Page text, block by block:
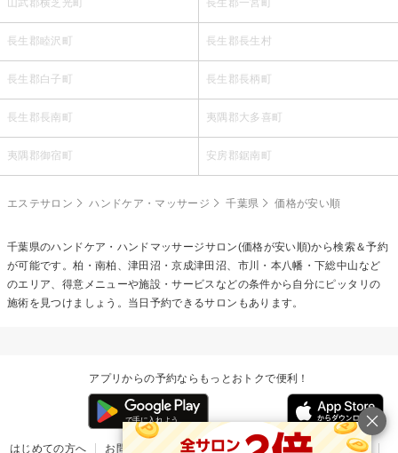
長生郡睦沢町 長生郡長生村
長生郡白子町 長生郡長柄町
長生郡長南町 夷隅郡大多喜町
夷隅郡御宿町 安房郡鋸南町
エステサロン ハンドケア・マッサージ 千葉県 価格が安い順
千葉県のハンドケア・ハンドマッサージサロン(価格が安い順)から検索＆予約
が可能です。柏・南柏、津田沼・京成津田沼、市川・本八幡・下総中山など
のエリア、得意メニューや施設・サービスなどの条件から自分にピッタリの
施術を見つけましょう。当日予約できるサロンもあります。
アプリからの予約ならもっとおトクで便利！
はじめての方へ お問い合わせ ヘルプ リリース情報 利用規約